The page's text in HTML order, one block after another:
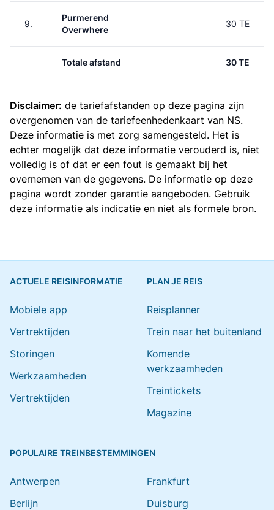
9.
Purmerend
Overwhere
30 TE
Totale afstand 30 TE
Disclaimer: de tariefafstanden op deze pagina zijn
overgenomen van de tariefeenhedenkaart van NS.
Deze informatie is met zorg samengesteld. Het is
echter mogelijk dat deze informatie verouderd is, niet
volledig is of dat er een fout is gemaakt bij het
overnemen van de gegevens. De informatie op deze
pagina wordt zonder garantie aangeboden. Gebruik
deze informatie als indicatie en niet als formele bron.
ACTUELE REISINFORMATIE
Mobiele app
Vertrektijden
Storingen
Werkzaamheden
Vertrektijden
PLAN JE REIS
Reisplanner
Trein naar het buitenland
Komende
werkzaamheden
Treintickets
Magazine
POPULAIRE TREINBESTEMMINGEN
Antwerpen
Berlijn
Frankfurt
Duisburg